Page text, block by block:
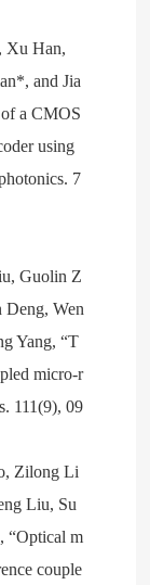
Xu Han,
and Jia
a CMOS
using
7
Guolin Z
Wen
Yang, “T
micro-r
111(9), 09
Zilong Li
Liu, Su
“Optical m
couple